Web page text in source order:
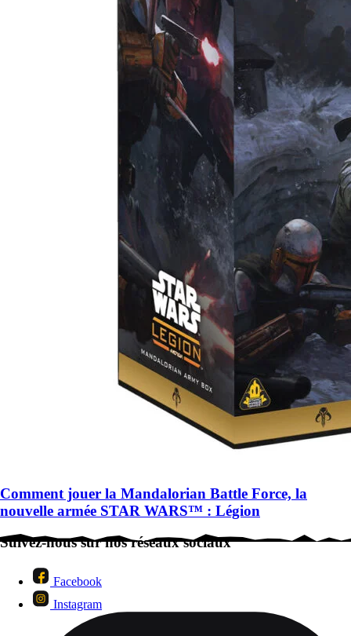
Comment jouer la Mandalorian Battle Force, la
nouvelle armée STAR WARS™ : Légion
Suivez-nous sur nos réseaux sociaux
Facebook
Instagram